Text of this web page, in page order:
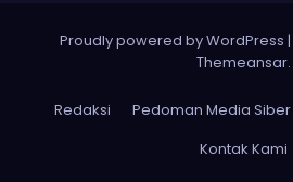
Proudly powered by WordPress |
Themeansar.
Redaksi Pedoman Media Siber
Kontak Kami